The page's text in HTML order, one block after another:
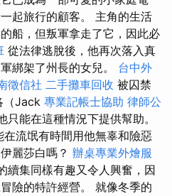
起旅行的顧客。 主角的生活
船，但叛軍拿走了它，因此必
從法律逃脫後，他再次落入真
綁架了州長的女兒。 台中外
徵信社 二手攤車回收 被囚禁
（Jack 專業記帳士協助 律師公
能在這種情況下提供幫助。
在流氓有時間用他無辜和險惡
麗莎白嗎？ 辦桌專業外燴服
續集同樣有趣又令人興奮，因
險的特許經營。 就像冬季的